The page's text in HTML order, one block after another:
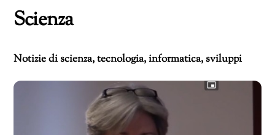
Scienza
Notizie di scienza, tecnologia, informatica, sviluppi